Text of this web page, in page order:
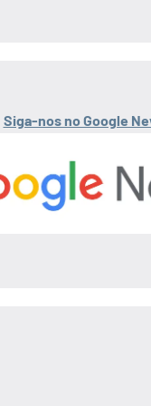
Siga-nos no Google